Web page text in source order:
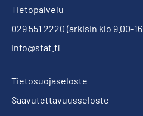
Tietopalvelu
029 551 2220 (arkisin klo 9.00-
info@stat.fi
Tietosuojaseloste
Saavutettavuusseloste